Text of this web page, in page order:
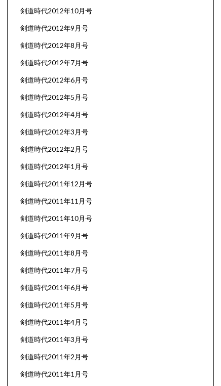
剣道時代2012年10月号
剣道時代2012年9月号
剣道時代2012年8月号
剣道時代2012年7月号
剣道時代2012年6月号
剣道時代2012年5月号
剣道時代2012年4月号
剣道時代2012年3月号
剣道時代2012年2月号
剣道時代2012年1月号
剣道時代2011年12月号
剣道時代2011年11月号
剣道時代2011年10月号
剣道時代2011年9月号
剣道時代2011年8月号
剣道時代2011年7月号
剣道時代2011年6月号
剣道時代2011年5月号
剣道時代2011年4月号
剣道時代2011年3月号
剣道時代2011年2月号
剣道時代2011年1月号